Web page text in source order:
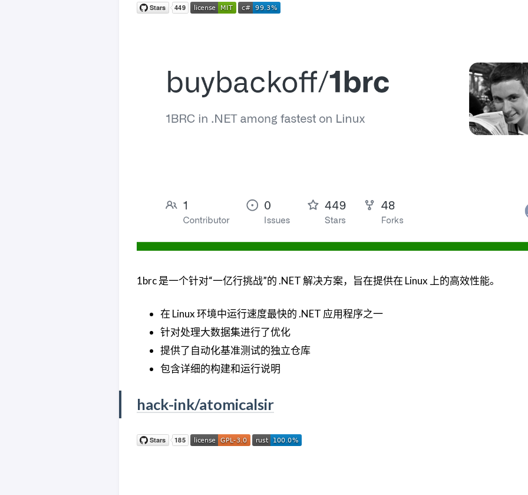
1brc 是一个针对“一亿行挑战”的 .NET 解决方案，旨在提供在 Linux 上的高效性能。
在 Linux 环境中运行速度最快的 .NET 应用程序之一
针对处理大数据集进行了优化
提供了自动化基准测试的独立仓库
包含详细的构建和运行说明
hack-ink/atomicalsir